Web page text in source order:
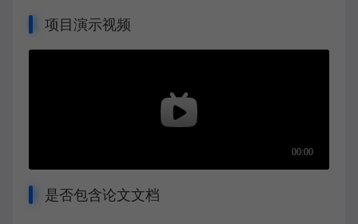
项目演示视频
是否包含论文文档